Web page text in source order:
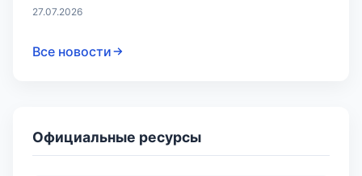
27.07.2026
Все новости
Официальные ресурсы